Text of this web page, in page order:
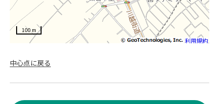
利用規約
100 m
中心点に戻る